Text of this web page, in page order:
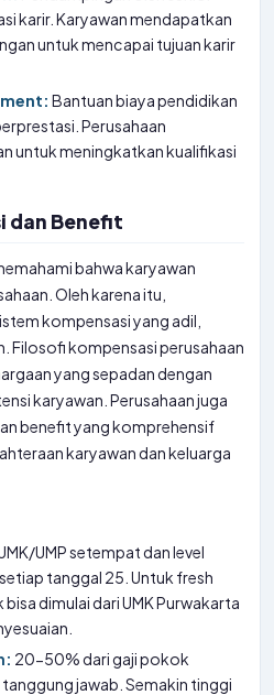
karir. Karyawan mendapatkan
untuk mencapai tujuan karir
Bantuan biaya pendidikan
Perusahaan
untuk meningkatkan kualifikasi
dan Benefit
bahwa karyawan
Oleh karena itu,
kompensasi yang adil,
Filosofi kompensasi perusahaan
yang sepadan dengan
karyawan. Perusahaan juga
benefit yang komprehensif
karyawan dan keluarga
UMP setempat dan level
tanggal 25. Untuk fresh
dimulai dari UMK Purwakarta
20-50% dari gaji pokok
jawab. Semakin tinggi